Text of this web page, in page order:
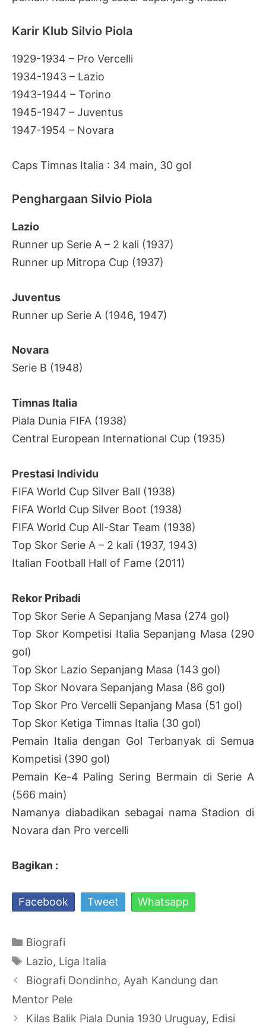
Karir Klub Silvio Piola
1929-1934 – Pro Vercelli
1934-1943 – Lazio
1943-1944 – Torino
1945-1947 – Juventus
1947-1954 – Novara
Caps Timnas Italia : 34 main, 30 gol
Penghargaan Silvio Piola
Lazio
Runner up Serie A – 2 kali (1937)
Runner up Mitropa Cup (1937)
Juventus
Runner up Serie A (1946, 1947)
Novara
Serie B (1948)
Timnas Italia
Piala Dunia FIFA (1938)
Central European International Cup (1935)
Prestasi Individu
FIFA World Cup Silver Ball (1938)
FIFA World Cup Silver Boot (1938)
FIFA World Cup All-Star Team (1938)
Top Skor Serie A – 2 kali (1937, 1943)
Italian Football Hall of Fame (2011)
Rekor Pribadi
Top Skor Serie A Sepanjang Masa (274 gol)
Top Skor Kompetisi Italia Sepanjang Masa (290
gol)
Top Skor Lazio Sepanjang Masa (143 gol)
Top Skor Novara Sepanjang Masa (86 gol)
Top Skor Pro Vercelli Sepanjang Masa (51 gol)
Top Skor Ketiga Timnas Italia (30 gol)
Pemain Italia dengan Gol Terbanyak di Semua
Kompetisi (390 gol)
Pemain Ke-4 Paling Sering Bermain di Serie A
(566 main)
Namanya diabadikan sebagai nama Stadion di
Novara dan Pro vercelli
Bagikan :
Facebook Tweet Whatsapp
Kategori
Biografi
Tag
Lazio, Liga Italia
Navigasi
Tulisan
Biografi Dondinho, Ayah Kandung dan
Mentor Pele
Kilas Balik Piala Dunia 1930 Uruguay, Edisi